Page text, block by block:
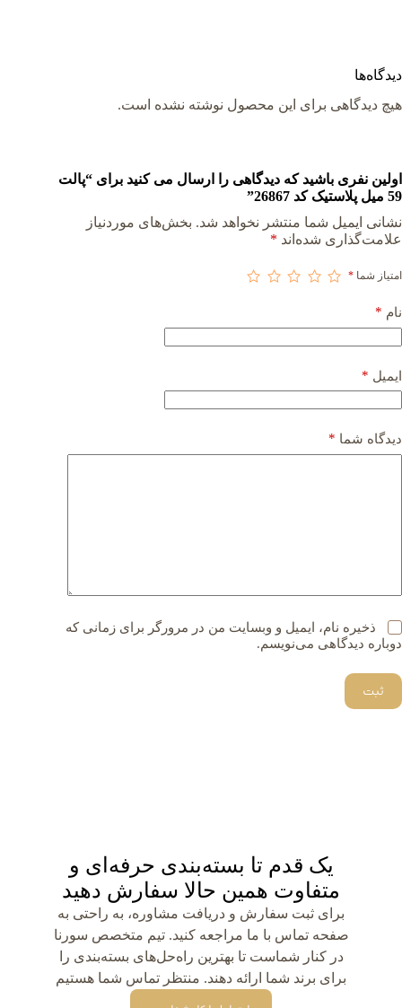
دیدگاه‌ها
هیچ دیدگاهی برای این محصول نوشته نشده است.
اولین نفری باشید که دیدگاهی را ارسال می کنید برای “پالت
59 میل پلاستیک کد 26867”
نشانی ایمیل شما منتشر نخواهد شد. بخش‌های موردنیاز
علامت‌گذاری شده‌اند *
امتیاز شما *
نام *
ایمیل *
دیدگاه شما *
ذخیره نام، ایمیل و وبسایت من در مرورگر برای زمانی که
دوباره دیدگاهی می‌نویسم.
ثبت
یک قدم تا بسته‌بندی حرفه‌ای و
متفاوت همین حالا سفارش دهید
برای ثبت سفارش و دریافت مشاوره، به راحتی به
صفحه تماس با ما مراجعه کنید. تیم متخصص سورنا
در کنار شماست تا بهترین راه‌حل‌های بسته‌بندی را
برای برند شما ارائه دهند. منتظر تماس شما هستیم